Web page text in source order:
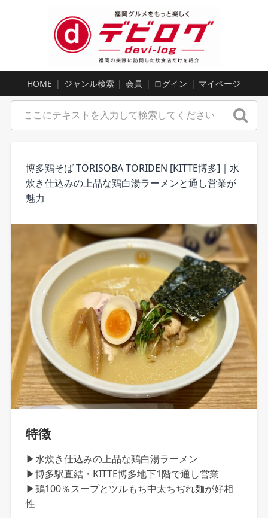
HOME ジャンル検索 会員 ログイン マイページ
博多鶏そば TORISOBA TORIDEN [KITTE博多]｜水
炊き仕込みの上品な鶏白湯ラーメンと通し営業が
魅力
特徴
▶水炊き仕込みの上品な鶏白湯ラーメン
▶博多駅直結・KITTE博多地下1階で通し営業
▶鶏100％スープとツルもち中太ちぢれ麺が好相
性